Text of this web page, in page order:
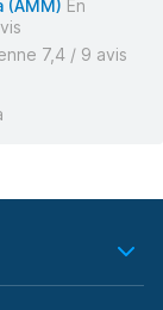
(AMM) En
7,4 / 9 avis